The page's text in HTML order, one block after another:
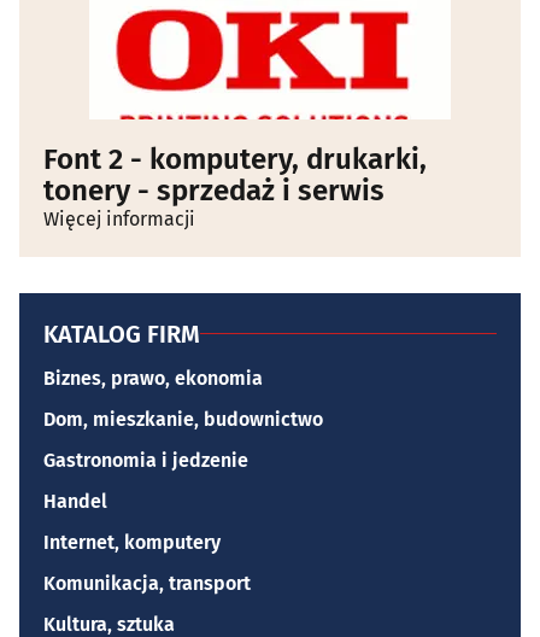
Font 2 - komputery, drukarki,
tonery - sprzedaż i serwis
Więcej informacji
KATALOG FIRM
Biznes, prawo, ekonomia
Dom, mieszkanie, budownictwo
Gastronomia i jedzenie
Handel
Internet, komputery
Komunikacja, transport
Kultura, sztuka